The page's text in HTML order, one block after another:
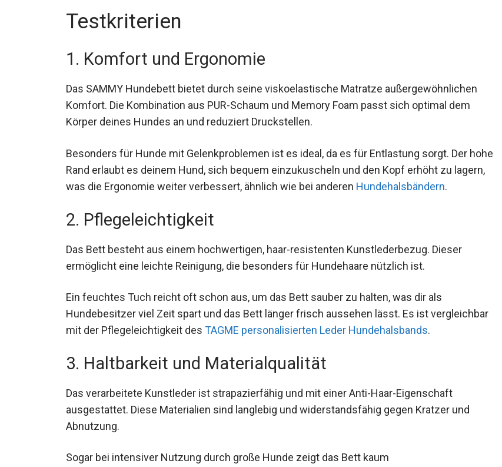
Testkriterien
1. Komfort und Ergonomie
Das SAMMY Hundebett bietet durch seine viskoelastische Matratze außergewöhnlichen
Komfort. Die Kombination aus PUR-Schaum und Memory Foam passt sich optimal dem
Körper deines Hundes an und reduziert Druckstellen.
Besonders für Hunde mit Gelenkproblemen ist es ideal, da es für Entlastung sorgt. Der hohe
Rand erlaubt es deinem Hund, sich bequem einzukuscheln und den Kopf erhöht zu lagern,
was die Ergonomie weiter verbessert, ähnlich wie bei anderen Hundehalsbändern.
2. Pflegeleichtigkeit
Das Bett besteht aus einem hochwertigen, haar-resistenten Kunstlederbezug. Dieser
ermöglicht eine leichte Reinigung, die besonders für Hundehaare nützlich ist.
Ein feuchtes Tuch reicht oft schon aus, um das Bett sauber zu halten, was dir als
Hundebesitzer viel Zeit spart und das Bett länger frisch aussehen lässt. Es ist vergleichbar
mit der Pflegeleichtigkeit des TAGME personalisierten Leder Hundehalsbands.
3. Haltbarkeit und Materialqualität
Das verarbeitete Kunstleder ist strapazierfähig und mit einer Anti-Haar-Eigenschaft
ausgestattet. Diese Materialien sind langlebig und widerstandsfähig gegen Kratzer und
Abnutzung.
Sogar bei intensiver Nutzung durch große Hunde zeigt das Bett kaum